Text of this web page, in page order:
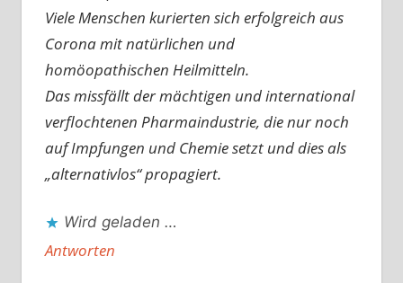
Viele Menschen kurierten sich erfolgreich aus
Corona mit natürlichen und
homöopathischen Heilmitteln.
Das missfällt der mächtigen und international
verflochtenen Pharmaindustrie, die nur noch
auf Impfungen und Chemie setzt und dies als
„alternativlos“ propagiert.
Wird geladen …
Antworten